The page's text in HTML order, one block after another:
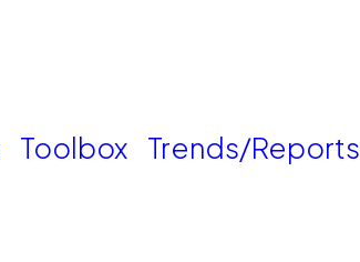
Toolbox Trends/Reports